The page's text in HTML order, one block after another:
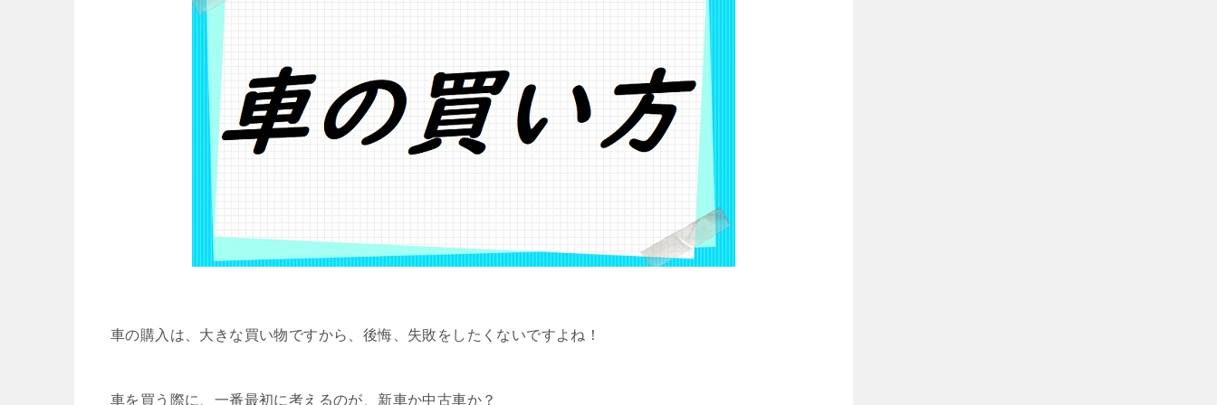
車の購入は、大きな買い物ですから、後悔、失敗をしたくないですよね！
車を買う際に、一番最初に考えるのが、新車か中古車か？